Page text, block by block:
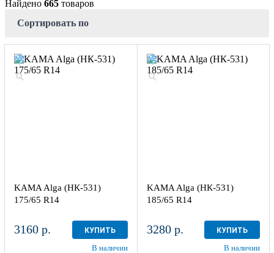
Найдено 665 товаров
Сортировать по
KAMA Alga (НК-531)
175/65 R14
3160 р. КУПИТЬ
В наличии
KAMA Alga (НК-531)
185/65 R14
3280 р. КУПИТЬ
В наличии